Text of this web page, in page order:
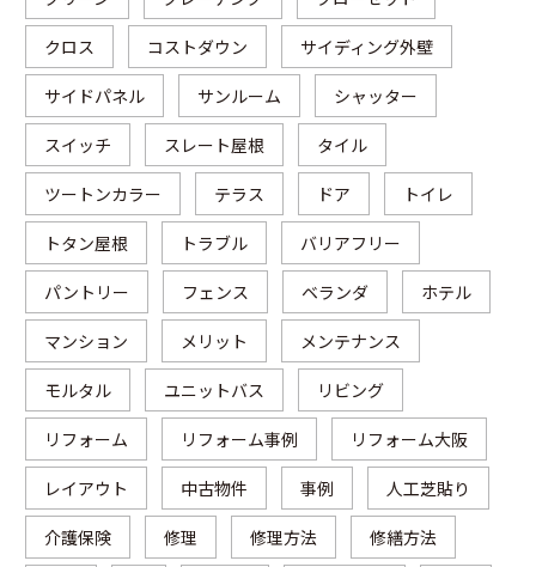
クロス コストダウン サイディング外壁
サイドパネル サンルーム シャッター
スイッチ スレート屋根 タイル
ツートンカラー テラス ドア トイレ
トタン屋根 トラブル バリアフリー
パントリー フェンス ベランダ ホテル
マンション メリット メンテナンス
モルタル ユニットバス リビング
リフォーム リフォーム事例 リフォーム大阪
レイアウト 中古物件 事例 人工芝貼り
介護保険 修理 修理方法 修繕方法